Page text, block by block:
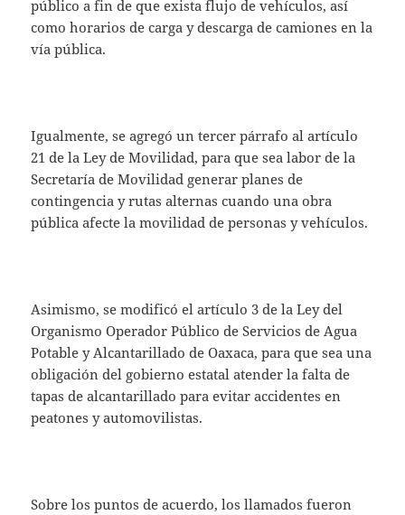
público a fin de que exista flujo de vehículos, así
como horarios de carga y descarga de camiones en la
vía pública.
Igualmente, se agregó un tercer párrafo al artículo
21 de la Ley de Movilidad, para que sea labor de la
Secretaría de Movilidad generar planes de
contingencia y rutas alternas cuando una obra
pública afecte la movilidad de personas y vehículos.
Asimismo, se modificó el artículo 3 de la Ley del
Organismo Operador Público de Servicios de Agua
Potable y Alcantarillado de Oaxaca, para que sea una
obligación del gobierno estatal atender la falta de
tapas de alcantarillado para evitar accidentes en
peatones y automovilistas.
Sobre los puntos de acuerdo, los llamados fueron